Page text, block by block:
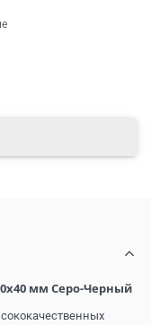
мм Серо-Черный